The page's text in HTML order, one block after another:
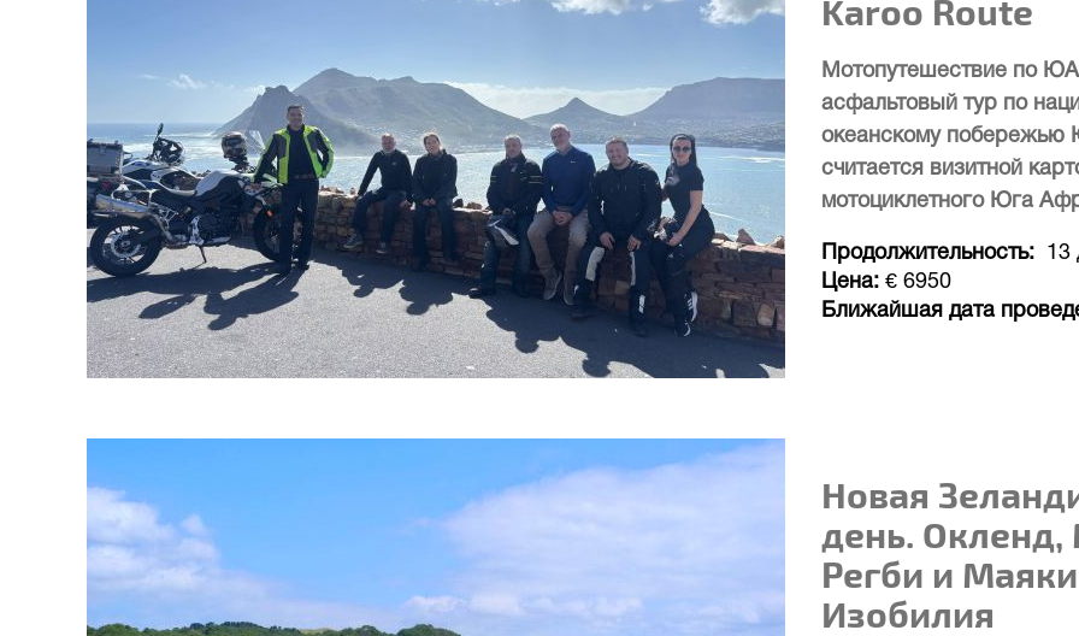
Karoo Route
Мотопутешествие по
асфальтовый тур по
океанскому побережью
считается визитной
мотоциклетного Юга
Продолжительность
13
Цена € 6950
Ближайшая дата
Новая
день.
Регби и
Изобилия